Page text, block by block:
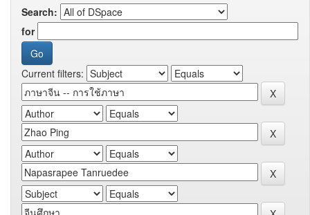
Search:
for
Current filters: